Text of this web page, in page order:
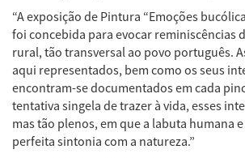
“A exposição de Pintura “Emoções
foi concebida para evocar reminiscências
rural, tão transversal ao povo português.
aqui representados, bem como os seus
encontram-se documentados em cada
tentativa singela de trazer à vida, esses
mas tão plenos, em que a labuta humana
perfeita sintonia com a natureza.”